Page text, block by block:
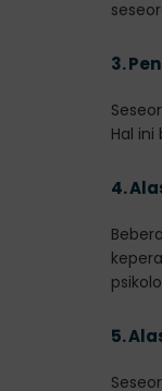
3.
Hal
4.
5.